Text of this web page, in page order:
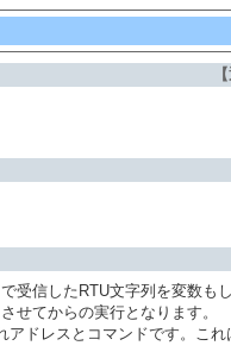
受信したRTU文字列を変数も
せてからの実行となります。
アドレスとコマンドです。こ